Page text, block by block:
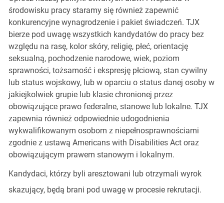
środowisku pracy staramy się również zapewnić
konkurencyjne wynagrodzenie i pakiet świadczeń. TJX
bierze pod uwagę wszystkich kandydatów do pracy bez
względu na rasę, kolor skóry, religię, płeć, orientację
seksualną, pochodzenie narodowe, wiek, poziom
sprawności, tożsamość i ekspresję płciową, stan cywilny
lub status wojskowy, lub w oparciu o status danej osoby w
jakiejkolwiek grupie lub klasie chronionej przez
obowiązujące prawo federalne, stanowe lub lokalne. TJX
zapewnia również odpowiednie udogodnienia
wykwalifikowanym osobom z niepełnosprawnościami
zgodnie z ustawą Americans with Disabilities Act oraz
obowiązującym prawem stanowym i lokalnym.
Kandydaci, którzy byli aresztowani lub otrzymali wyrok
skazujący, będą brani pod uwagę w procesie rekrutacji.